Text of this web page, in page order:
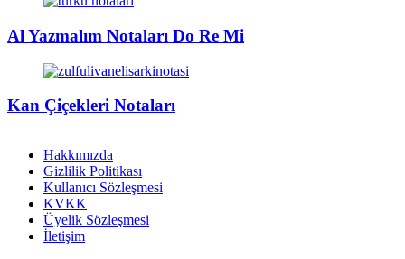
Al Yazmalım Notaları Do Re Mi
Kan Çiçekleri Notaları
Hakkımızda
Gizlilik Politikası
Kullanıcı Sözleşmesi
KVKK
Üyelik Sözleşmesi
İletişim